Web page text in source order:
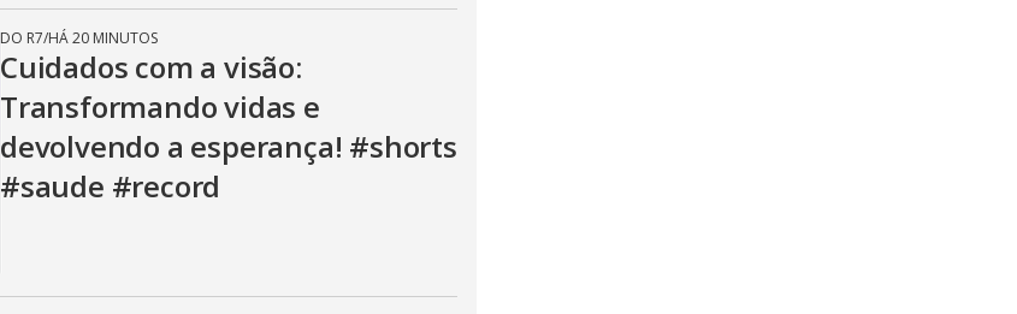
DO R7/HÁ 20 MINUTOS
Cuidados com a visão:
Transformando vidas e
devolvendo a esperança! #shorts
#saude #record